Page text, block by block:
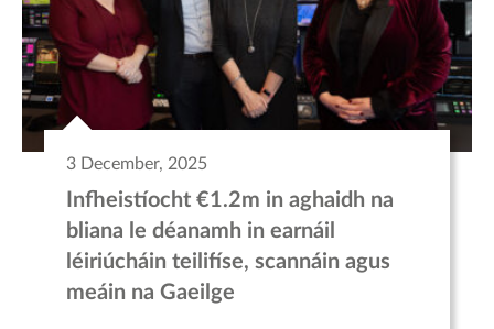
3 December, 2025
Infheistíocht €1.2m in aghaidh na
bliana le déanamh in earnáil
léiriúcháin teilifíse, scannáin agus
meáin na Gaeilge